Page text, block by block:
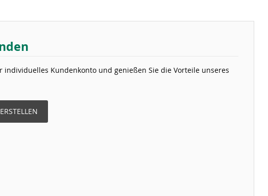
individuelles Kundenkonto und genießen Sie die Vorteile unseres